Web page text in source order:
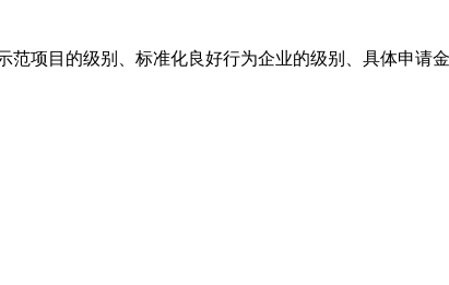
项目的级别、标准化良好行为企业的级别、具体申请